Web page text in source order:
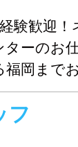
ちがお探
する「じ
職サポー
サルタン
容・勤務
験歓迎
ーのお
岡まで
フ